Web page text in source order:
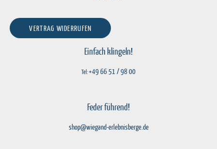
VERTRAG WIDERRUFEN
Einfach klingeln!
Tel:+49 66 51 / 98 00
Feder führend!
shop@wiegand-erlebnisberge.de